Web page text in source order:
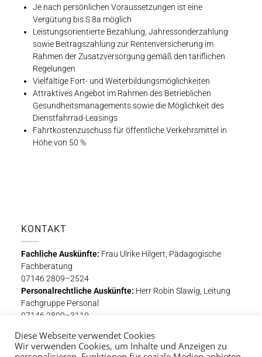
Je nach persönlichen Voraussetzungen ist eine
Vergütung bis S 8a möglich
Leistungsorientierte Bezahlung, Jahressonderzahlung
sowie Beitragszahlung zur Rentenversicherung im
Rahmen der Zusatzversorgung gemäß den tariflichen
Regelungen
Vielfältige Fort- und Weiterbildungsmöglichkeiten
Attraktives Angebot im Rahmen des Betrieblichen
Gesundheitsmanagements sowie die Möglichkeit des
Dienstfahrrad-Leasings
Fahrtkostenzuschuss für öffentliche Verkehrsmittel in
Höhe von 50 %
KONTAKT
Fachliche Auskünfte: Frau Ulrike Hilgert, Pädagogische
Fachberatung
07146 2809–2524
Personalrechtliche Auskünfte: Herr Robin Slawig, Leitung
Fachgruppe Personal
07146 2809–3110
Bewerbungsschluss ist der21. Oktober 2022.
Diese Webseite verwendet Cookies
Wir verwenden Cookies, um Inhalte und Anzeigen zu